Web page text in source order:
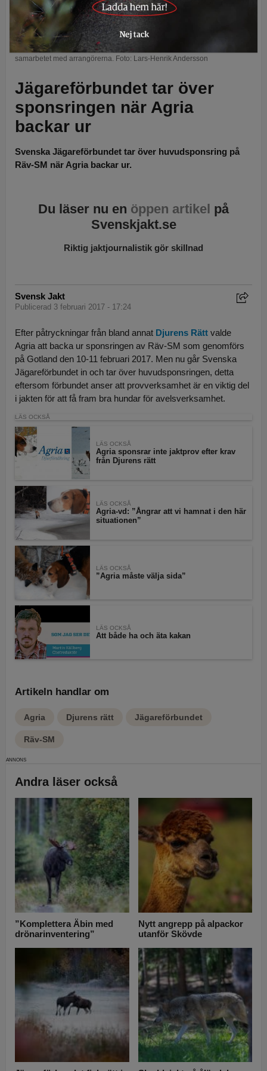
Jägareförbundet stöttarRäv-SM
samarbetet med arrangörerna. Foto: Lars-Henrik Andersson
Jägareförbundet tar över
sponsringen när Agria
backar ur
Svenska Jägareförbundet tar över huvudsponsring på
Räv-SM när Agria backar ur.
Du läser nu en öppen artikel på
Svenskjakt.se
Riktig jaktjournalistik gör skillnad
Svensk Jakt
Publicerad 3 februari 2017 - 17:24
Efter påtryckningar från bland annat Djurens Rätt valde
Agria att backa ur sponsringen av Räv-SM som genomförs
på Gotland den 10-11 februari 2017. Men nu går Svenska
Jägareförbundet in och tar över huvudsponsringen, detta
eftersom förbundet anser att provverksamhet är en viktig del
i jakten för att få fram bra hundar för avelsverksamhet.
LÄS OCKSÅ
LÄS OCKSÅ
Agria sponsrar inte jaktprov efter krav
från Djurens rätt
LÄS OCKSÅ
Agria-vd: ”Ångrar att vi hamnat i den här
situationen”
LÄS OCKSÅ
”Agria måste välja sida”
LÄS OCKSÅ
Att både ha och äta kakan
Artikeln handlar om
Agria Djurens rätt Jägareförbundet
Räv-SM
Andra läser också
”Komplettera Äbin med
drönarinventering”
Nytt angrepp på alpackor
utanför Skövde